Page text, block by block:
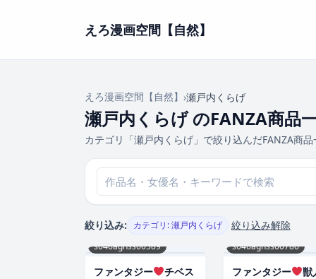
えろ漫画空間【自然】
えろ漫画空間【自然】 ›瀬戸内くらげ
瀬戸内くらげ のFANZA商品
カテゴリ「瀬戸内くらげ」で絞り込んだFANZA商
絞り込み: カテゴリ: 瀬戸内くらげ 絞り込み解除
s046agnss00589
ファンタジー
チベス
s046agnss00786
ファンタジー
獣